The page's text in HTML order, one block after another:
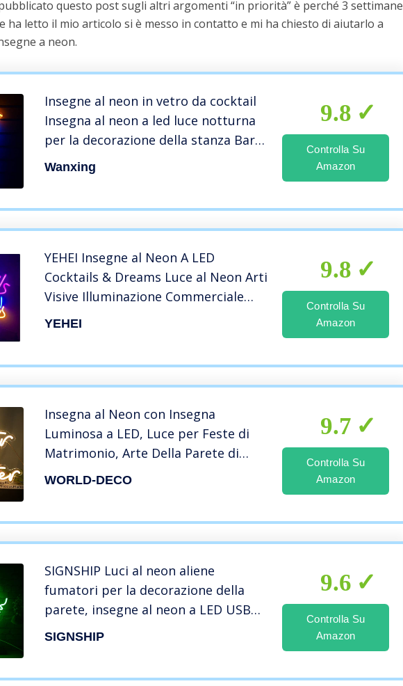
questo post sugli altri argomenti “in priorità” è perché 3 settimane
ha letto il mio articolo si è messo in contatto e mi ha chiesto di aiutarlo a
a neon.
Insegne al neon in vetro da cocktail
Insegna al neon a led luce notturna
per la decorazione della stanza Barra
luminosa Negozio di pub
Decorazione da parete Insegna USB
Wanxing
9.8
Controlla Su
Amazon
YEHEI Insegne al Neon A LED
Cocktails & Dreams Luce al Neon Arti
Visive Illuminazione Commerciale
Decorazione da Parete per Casa Sala
YEHEI
9.8
Controlla Su
Amazon
Insegna al Neon con Insegna
Luminosa a LED, Luce per Feste di
Matrimonio, Arte Della Parete di
Coppia, Luci di Fidanzamento
WORLD-DECO
9.7
Controlla Su
Amazon
SIGNSHIP Luci al neon aliene
fumatori per la decorazione della
parete, insegne al neon a LED USB
Romanzo insegne al neon aliene
SIGNSHIP
9.6
Controlla Su
Amazon